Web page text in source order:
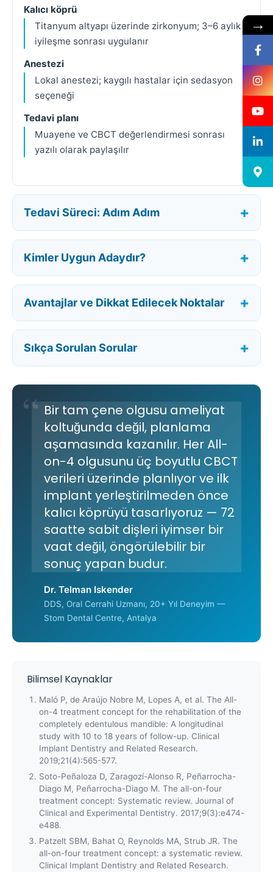
Kalıcı köprü
Titanyum altyapı üzerinde zirkonyum; 3–6 aylık
iyileşme sonrası uygulanır
Anestezi
Lokal anestezi; kaygılı hastalar için sedasyon
seçeneği
Tedavi planı
Muayene ve CBCT değerlendirmesi sonrası
yazılı olarak paylaşılır
Tedavi Süreci: Adım Adım
Kimler Uygun Adaydır?
Avantajlar ve Dikkat Edilecek Noktalar
Sıkça Sorulan Sorular
Bir tam çene olgusu ameliyat
koltuğunda değil, planlama
aşamasında kazanılır. Her All-
on-4 olgusunu üç boyutlu CBCT
verileri üzerinde planlıyor ve ilk
implant yerleştirilmeden önce
kalıcı köprüyü tasarlıyoruz — 72
saatte sabit dişleri iyimser bir
vaat değil, öngörülebilir bir
sonuç yapan budur.
Dr. Telman Iskender
DDS, Oral Cerrahi Uzmanı, 20+ Yıl Deneyim —
Stom Dental Centre, Antalya
Bilimsel Kaynaklar
Maló P, de Araújo Nobre M, Lopes A, et al. The All-
on-4 treatment concept for the rehabilitation of the
completely edentulous mandible: A longitudinal
study with 10 to 18 years of follow-up. Clinical
Implant Dentistry and Related Research.
2019;21(4):565-577.
Soto-Peñaloza D, Zaragozí-Alonso R, Peñarrocha-
Diago M, Peñarrocha-Diago M. The all-on-four
treatment concept: Systematic review. Journal of
Clinical and Experimental Dentistry. 2017;9(3):e474-
e488.
Patzelt SBM, Bahat O, Reynolds MA, Strub JR. The
all-on-four treatment concept: a systematic review.
Clinical Implant Dentistry and Related Research.
→